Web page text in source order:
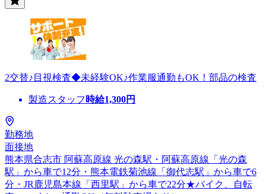
2交替♪目視検査◆未経験OK♪作業服通勤もOK！部品の検査
製造スタッフ 時給1,300円
勤務地
面接地
熊本県合志市 阿蘇高原線 光の森駅・阿蘇高原線「光の森
駅」から車で12分・熊本電鉄菊池線「御代志駅」から車で6
分・JR鹿児島本線「西里駅」から車で22分★バイク、自転